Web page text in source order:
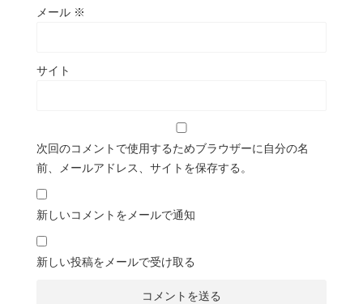
メール ※
サイト
次回のコメントで使用するためブラウザーに自分の名
前、メールアドレス、サイトを保存する。
新しいコメントをメールで通知
新しい投稿をメールで受け取る